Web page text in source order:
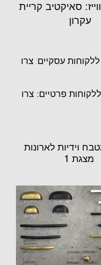
סאיקטיב קריית
עקרון
עסקיים: צרו